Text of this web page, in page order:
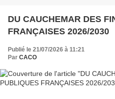
DU CAUCHEMAR DES
FRANÇAISES 2026/2030
Publié le 21/07/2026 à 11:21
Par CACO